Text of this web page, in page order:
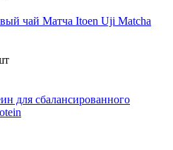
чай Матча Itoen Uji Matcha
для сбалансированного